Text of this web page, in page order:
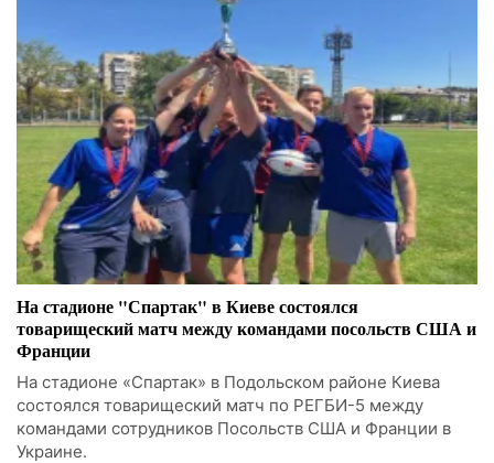
На стадионе "Спартак" в Киеве состоялся
товарищеский матч между командами посольств США и
Франции
На стадионе «Спартак» в Подольском районе Киева
состоялся товарищеский матч по РЕГБИ-5 между
командами сотрудников Посольств США и Франции в
Украине.